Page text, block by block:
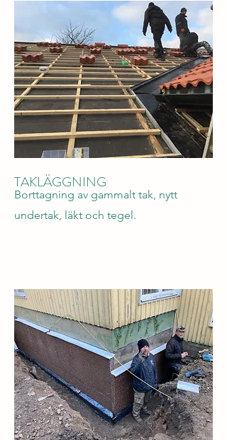
TAKLÄGGNING
Borttagning av gammalt tak, nytt
undertak, läkt och tegel.